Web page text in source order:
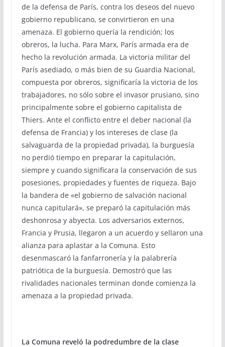
de la defensa de París, contra los deseos del nuevo
gobierno republicano, se convirtieron en una
amenaza. El gobierno quería la rendición; los
obreros, la lucha. Para Marx, París armada era de
hecho la revolución armada. La victoria militar del
París asediado, o más bien de su Guardia Nacional,
compuesta por obreros, significaría la victoria de los
trabajadores, no sólo sobre el invasor prusiano, sino
principalmente sobre el gobierno capitalista de
Thiers. Ante el conflicto entre el deber nacional (la
defensa de Francia) y los intereses de clase (la
salvaguarda de la propiedad privada), la burguesía
no perdió tiempo en preparar la capitulación,
siempre y cuando significara la conservación de sus
posesiones, propiedades y fuentes de riqueza. Bajo
la bandera de «el gobierno de salvación nacional
nunca capitulará», se preparó la capitulación más
deshonrosa y abyecta. Los adversarios externos,
Francia y Prusia, llegaron a un acuerdo y sellaron una
alianza para aplastar a la Comuna. Esto
desenmascaró la fanfarronería y la palabrería
patriótica de la burguesía. Demostró que las
rivalidades nacionales terminan donde comienza la
amenaza a la propiedad privada.
La Comuna reveló la podredumbre de la clase